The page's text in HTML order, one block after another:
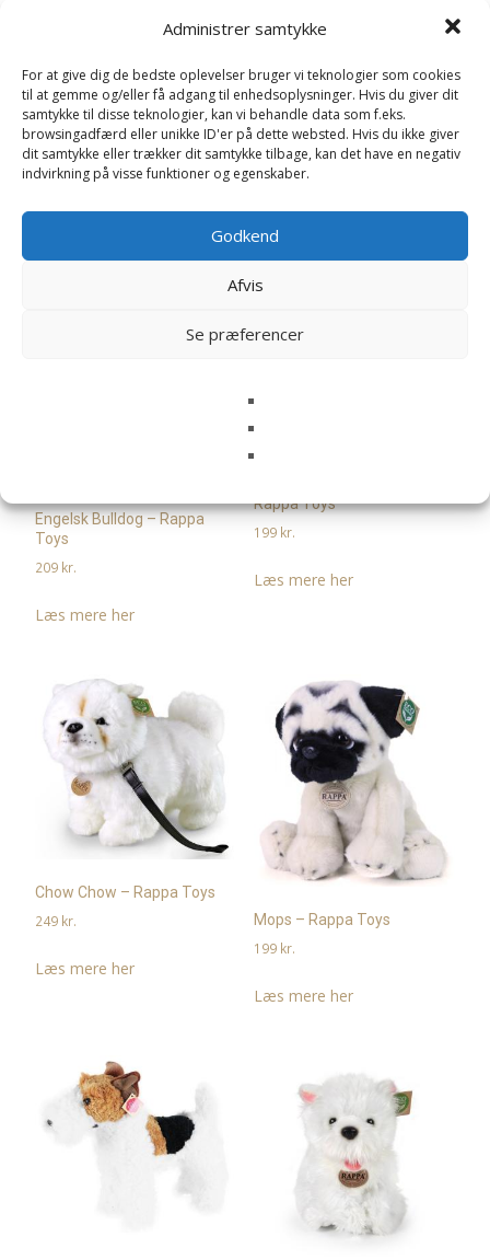
Administrer samtykke
For at give dig de bedste oplevelser bruger vi teknologier som cookies
til at gemme og/eller få adgang til enhedsoplysninger. Hvis du giver dit
samtykke til disse teknologier, kan vi behandle data som f.eks.
browsingadfærd eller unikke ID'er på dette websted. Hvis du ikke giver
dit samtykke eller trækker dit samtykke tilbage, kan det have en negativ
indvirkning på visse funktioner og egenskaber.
Godkend
Afvis
Se præferencer
Akita Inu – Rappa Toys
245kr.
Læs mere her
Engelsk Bulldog – Rappa
Toys
209 kr.
Læs mere her
Rappa Toys
199 kr.
Læs mere her
Chow Chow – Rappa Toys
249 kr.
Læs mere her
Mops – Rappa Toys
199 kr.
Læs mere her